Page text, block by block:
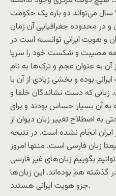
است. حکومت صفوی بعد از ۹۰۰ سال می‌تواند دو باره یک حکومت
و در محدوده جغرافیایی آن زمان
و هویت ایرانی توانسته است در
آن همه مصیبت و شکست خود را سرپا
آن به عنوان عجم و ترک‌ها به نام
بوده و بخشی زیادی از آن با
که دست نشاندگان خلفا و
آن بسیار حساس بودند و برای
به اصطلاح تغییر زبان دیوان از
انجام نشده است. در نتیجه
زبان فارسی است. منتها امروز
بگوییم زبان‌های غیر فارسی
گذشته هم بوده‌اند. این زبان‌ها
جزو هویت ایرانی هستند.